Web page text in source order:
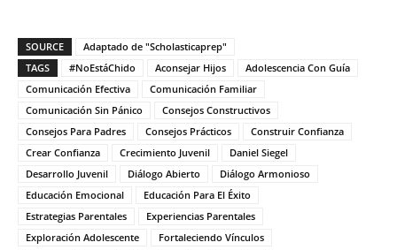
SOURCE
Adaptado de "Scholasticaprep"
TAGS
#NoEstáChido Aconsejar Hijos
Adolescencia Con Guía
Comunicación Efectiva
Comunicación Familiar
Comunicación Sin Pánico
Consejos Constructivos
Consejos Para Padres
Consejos Prácticos
Construir Confianza
Crear Confianza
Crecimiento Juvenil
Daniel Siegel
Desarrollo Juvenil
Diálogo Abierto
Diálogo Armonioso
Educación Emocional
Educación Para El Éxito
Estrategias Parentales
Experiencias Parentales
Exploración Adolescente
Fortaleciendo Vínculos